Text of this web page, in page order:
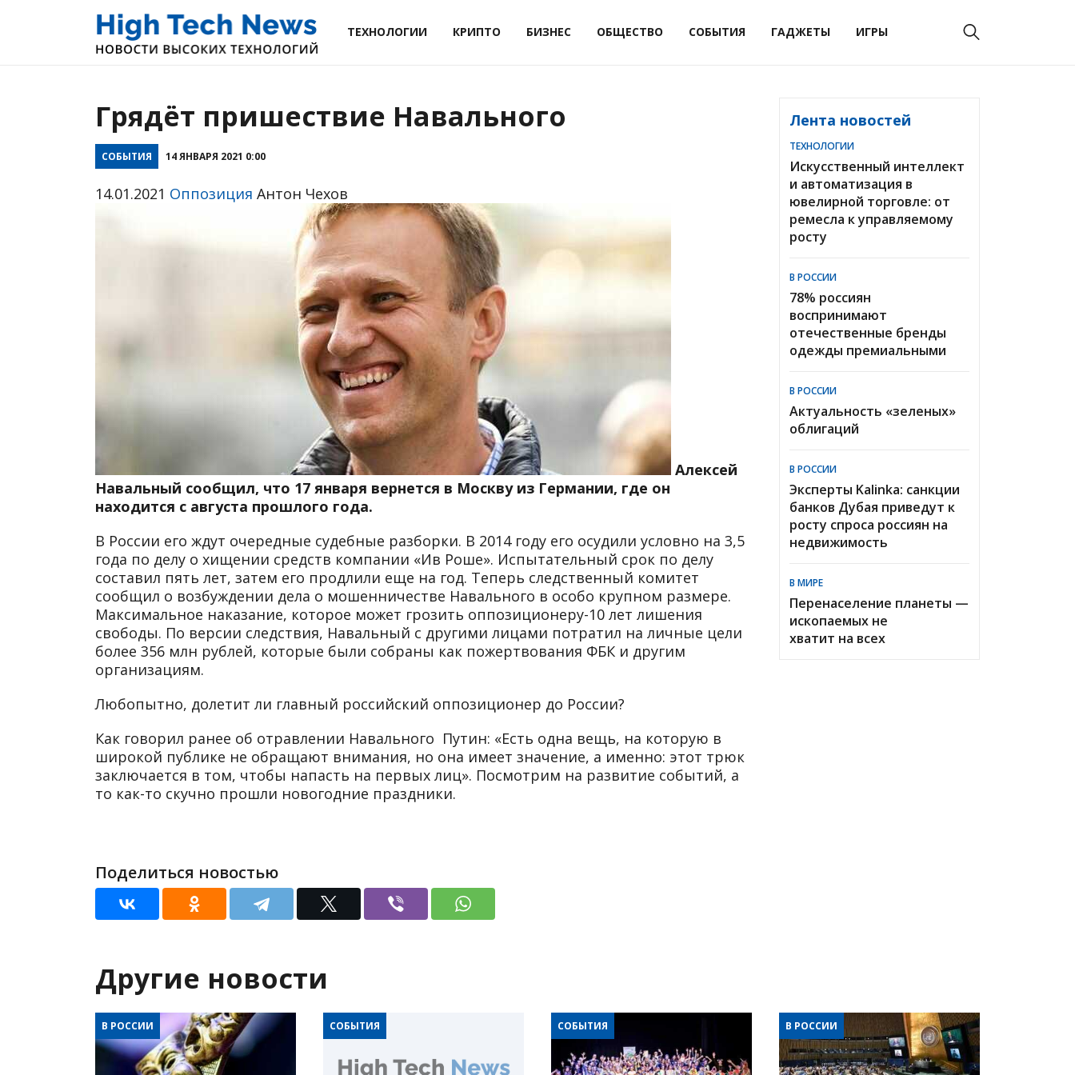
ТЕХНОЛОГИИ КРИПТО БИЗНЕС ОБЩЕСТВО СОБЫТИЯ ГАДЖЕТЫ ИГРЫ
Грядёт пришествие Навального
СОБЫТИЯ 14 ЯНВАРЯ 2021 0:00
14.01.2021 Оппозиция Антон Чехов
Алексей
Навальный сообщил, что 17 января вернется в Москву из Германии, где он
находится с августа прошлого года.
В России его ждут очередные судебные разборки. В 2014 году его осудили условно на 3,5
года по делу о хищении средств компании «Ив Роше». Испытательный срок по делу
составил пять лет, затем его продлили еще на год. Теперь следственный комитет
сообщил о возбуждении дела о мошенничестве Навального в особо крупном размере.
Максимальное наказание, которое может грозить оппозиционеру-10 лет лишения
свободы. По версии следствия, Навальный с другими лицами потратил на личные цели
более 356 млн рублей, которые были собраны как пожертвования ФБК и другим
организациям.
Любопытно, долетит ли главный российский оппозиционер до России?
Как говорил ранее об отравлении Навального Путин: «Есть одна вещь, на которую в
широкой публике не обращают внимания, но она имеет значение, а именно: этот трюк
заключается в том, чтобы напасть на первых лиц». Посмотрим на развитие событий, а
то как-то скучно прошли новогодние праздники.
Поделиться новостью
Лента новостей
ТЕХНОЛОГИИ
Искусственный интеллект
и автоматизация в
ювелирной торговле: от
ремесла к управляемому
росту
В РОССИИ
78% россиян
воспринимают
отечественные бренды
одежды премиальными
В РОССИИ
Актуальность «зеленых»
облигаций
В РОССИИ
Эксперты Kalinka: санкции
банков Дубая приведут к
росту спроса россиян на
недвижимость
В МИРЕ
Перенаселение планеты —
ископаемых не
хватит на всех
Другие новости
В РОССИИ СОБЫТИЯ СОБЫТИЯ В РОССИИ